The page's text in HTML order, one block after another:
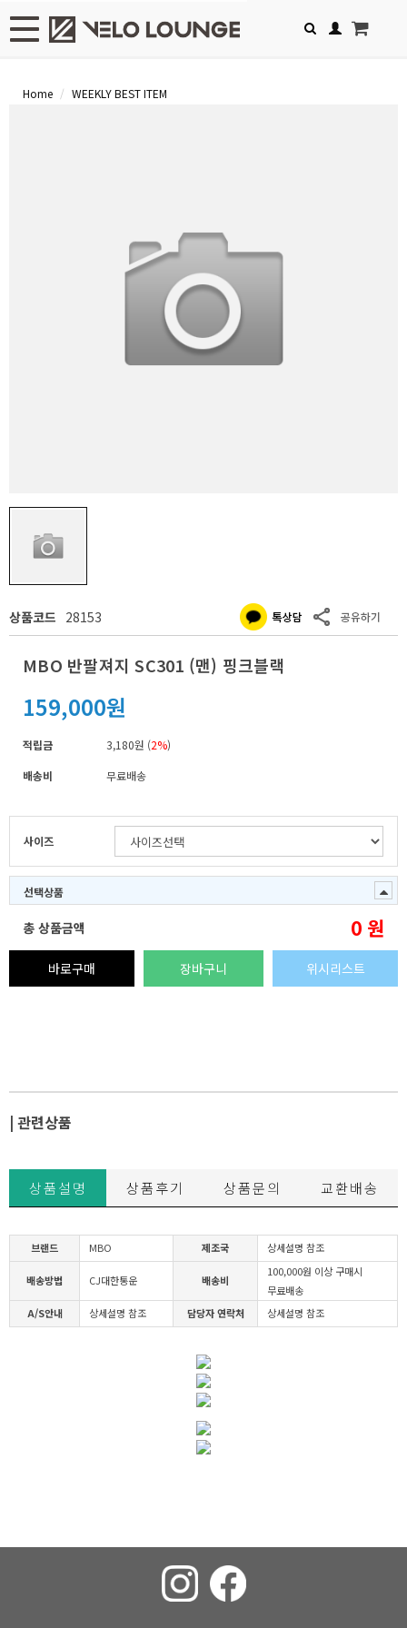
Toggle navigation
Home WEEKLY BEST ITEM
상품코드 28153
MBO 반팔져지 SC301 (맨) 핑크블랙
159,000원
적립금 3,180원 (2%)
배송비
무료배송
사이즈
선택상품
총 상품금액 0 원
바로구매 장바구니 위시리스트
| 관련상품
상품설명 상품후기 상품문의 교환배송
브랜드 MBO 제조국 상세설명 참조
배송방법 CJ대한통운 배송비
100,000원 이상 구매시
무료배송
A/S안내
상세설명 참조 담당자 연락처 상세설명 참조